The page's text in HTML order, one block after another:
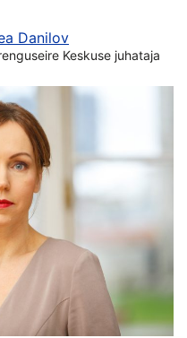
Danilov
Keskuse juhataja